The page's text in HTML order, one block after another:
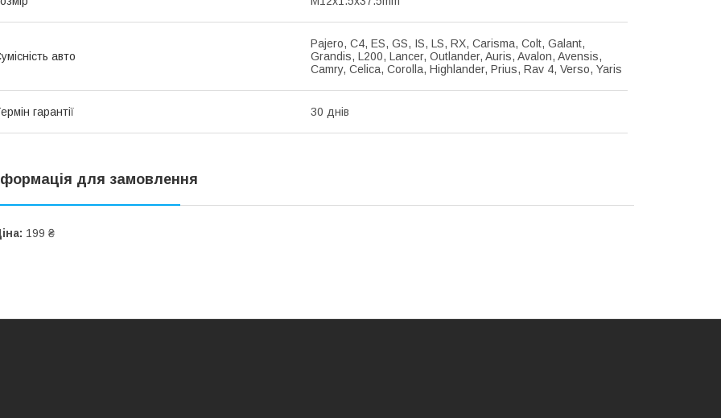
авто
Pajero, C4, ES, GS, IS, LS, RX, Carisma, Colt, Galant,
Grandis, L200, Lancer, Outlander, Auris, Avalon, Avensis,
Camry, Celica, Corolla, Highlander, Prius, Rav 4, Verso, Yaris
гарантії 30 днів
для замовлення
199 ₴